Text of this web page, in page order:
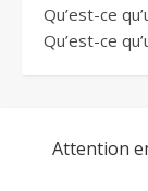
Qu’est-ce
Qu’est-ce